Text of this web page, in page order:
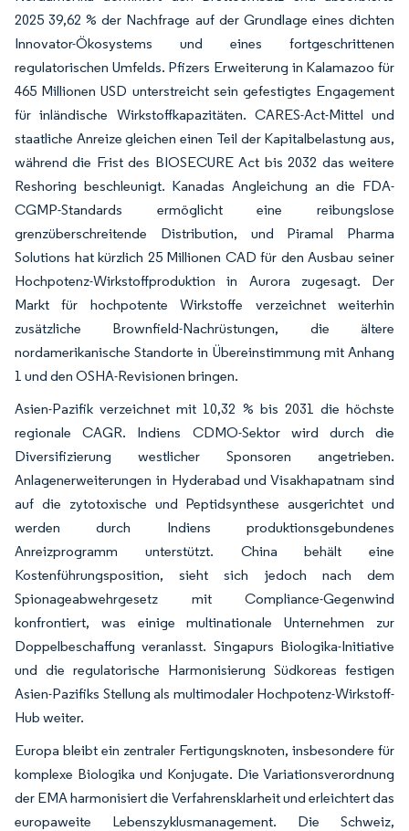
2025 39,62 % der Nachfrage auf der Grundlage eines dichten
Innovator-Ökosystems und eines fortgeschrittenen
regulatorischen Umfelds. Pfizers Erweiterung in Kalamazoo für
465 Millionen USD unterstreicht sein gefestigtes Engagement
für inländische Wirkstoffkapazitäten. CARES-Act-Mittel und
staatliche Anreize gleichen einen Teil der Kapitalbelastung aus,
während die Frist des BIOSECURE Act bis 2032 das weitere
Reshoring beschleunigt. Kanadas Angleichung an die FDA-
CGMP-Standards ermöglicht eine reibungslose
grenzüberschreitende Distribution, und Piramal Pharma
Solutions hat kürzlich 25 Millionen CAD für den Ausbau seiner
Hochpotenz-Wirkstoffproduktion in Aurora zugesagt. Der
Markt für hochpotente Wirkstoffe verzeichnet weiterhin
zusätzliche Brownfield-Nachrüstungen, die ältere
nordamerikanische Standorte in Übereinstimmung mit Anhang
1 und den OSHA-Revisionen bringen.
Asien-Pazifik verzeichnet mit 10,32 % bis 2031 die höchste
regionale CAGR. Indiens CDMO-Sektor wird durch die
Diversifizierung westlicher Sponsoren angetrieben.
Anlagenerweiterungen in Hyderabad und Visakhapatnam sind
auf die zytotoxische und Peptidsynthese ausgerichtet und
werden durch Indiens produktionsgebundenes
Anreizprogramm unterstützt. China behält eine
Kostenführungsposition, sieht sich jedoch nach dem
Spionageabwehrgesetz mit Compliance-Gegenwind
konfrontiert, was einige multinationale Unternehmen zur
Doppelbeschaffung veranlasst. Singapurs Biologika-Initiative
und die regulatorische Harmonisierung Südkoreas festigen
Asien-Pazifiks Stellung als multimodaler Hochpotenz-Wirkstoff-
Hub weiter.
Europa bleibt ein zentraler Fertigungsknoten, insbesondere für
komplexe Biologika und Konjugate. Die Variationsverordnung
der EMA harmonisiert die Verfahrensklarheit und erleichtert das
europaweite Lebenszyklusmanagement. Die Schweiz,